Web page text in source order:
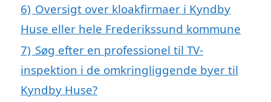
6) Oversigt over kloakfirmaer i Kyndby
Huse eller hele Frederikssund kommune
7) Søg efter en professionel til TV-
inspektion i de omkringliggende byer til
Kyndby Huse?